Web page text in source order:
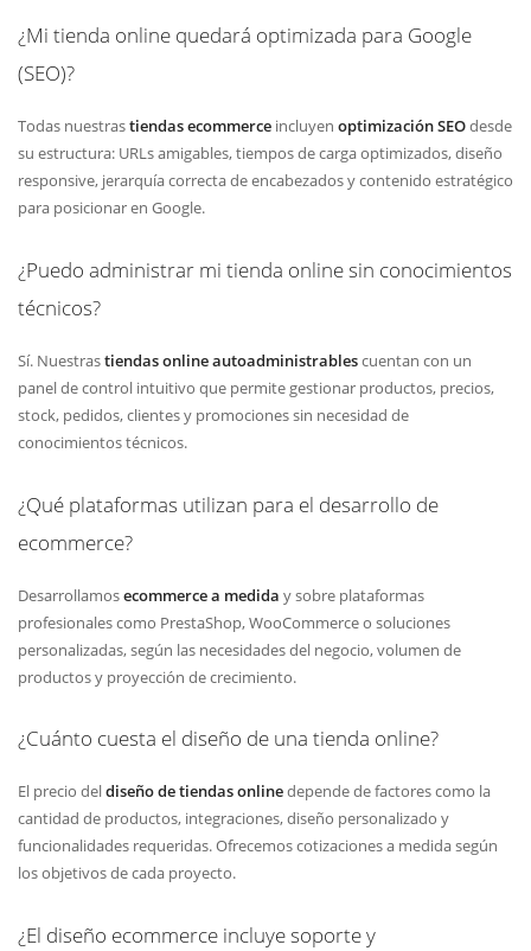
¿Mi tienda online quedará optimizada para Google
(SEO)?
Todas nuestrastiendas ecommerce incluyen optimización SEOdesde
su estructura: URLs amigables, tiempos de carga optimizados, diseño
responsive, jerarquía correcta de encabezados y contenido estratégico
para posicionar en Google.
¿Puedo administrar mi tienda online sin conocimientos
técnicos?
Sí. Nuestrastiendas online autoadministrablescuentan con un
panel de control intuitivo que permite gestionar productos, precios,
stock, pedidos, clientes y promociones sin necesidad de
conocimientos técnicos.
¿Qué plataformas utilizan para el desarrollo de
ecommerce?
Desarrollamosecommerce a medida y sobre plataformas
profesionales como PrestaShop, WooCommerce o soluciones
personalizadas, según las necesidades del negocio, volumen de
productos y proyección de crecimiento.
¿Cuánto cuesta el diseño de una tienda online?
El precio deldiseño de tiendas onlinedepende de factores como la
cantidad de productos, integraciones, diseño personalizado y
funcionalidades requeridas. Ofrecemos cotizaciones a medida según
los objetivos de cada proyecto.
¿El diseño ecommerce incluye soporte y